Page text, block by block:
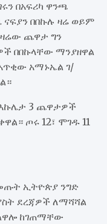
በአፍሪካ ዋንጫ
ናፍያን በበኩሉ ዛሬ ወይም
ጨዋታ ግን
በበኩላቸው ማንያዘዋል
አማኑኤል ገ/
3 ጨዋታዎች
ጦሩ 12፣ ሞገዱ 11
ኢትዮጵያ ንግድ
ደረጃዎች ለማሻሻል
ከገጠማቸው